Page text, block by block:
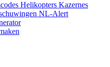
Helikopters Kazernes
NL-Alert